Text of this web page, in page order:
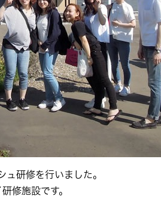
研修を行いました。
修施設です。